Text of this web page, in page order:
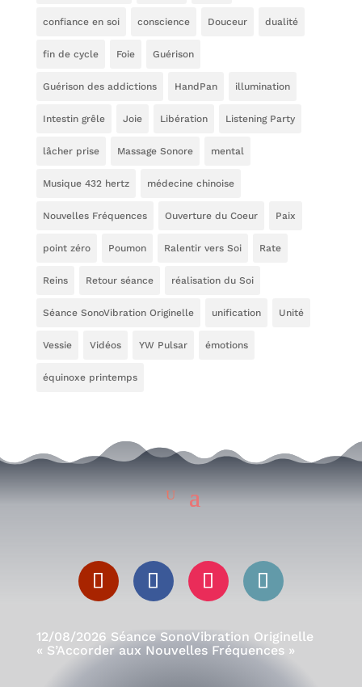
confiance en soi conscience Douceur dualité
fin de cycle Foie Guérison
Guérison des addictions HandPan illumination
Intestin grêle Joie Libération Listening Party
lâcher prise Massage Sonore mental
Musique 432 hertz médecine chinoise
Nouvelles Fréquences Ouverture du Coeur Paix
point zéro Poumon Ralentir vers Soi Rate
Reins Retour séance réalisation du Soi
Séance SonoVibration Originelle unification Unité
Vessie Vidéos YW Pulsar émotions
équinoxe printemps
12/08/2026 Séance SonoVibration Originelle
« S’Accorder aux Nouvelles Fréquences »